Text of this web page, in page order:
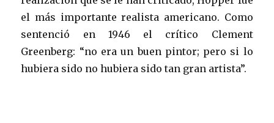
el más importante realista americano. Como
sentenció en 1946 el crítico Clement
Greenberg: “no era un buen pintor; pero si lo
hubiera sido no hubiera sido tan gran artista”.